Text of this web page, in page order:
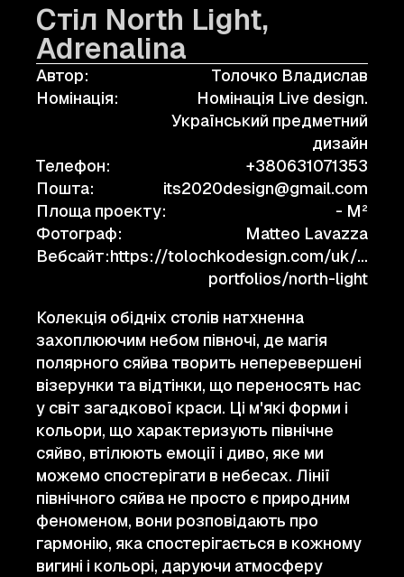
Стіл North Light,
Adrenalina
Автор:
Толочко Владислав
Номінація:
Номінація Live design.
Український предметний
дизайн
Телефон:
+380631071353
Пошта:
its2020design@gmail.com
Площа проекту:
- M²
Фотограф:
Matteo Lavazza
Вебсайт:https://tolochkodesign.com/uk/tp-
portfolios/north-light
Колекція обідніх столів натхненна
захоплюючим небом півночі, де магія
полярного сяйва творить неперевершені
візерунки та відтінки, що переносять нас
у світ загадкової краси. Ці м'які форми і
кольори, що характеризують північне
сяйво, втілюють емоції і диво, яке ми
можемо спостерігати в небесах. Лінії
північного сяйва не просто є природним
феноменом, вони розповідають про
гармонію, яка спостерігається в кожному
вигині і кольорі, даруючи атмосферу